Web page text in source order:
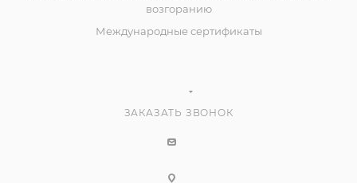
возгоранию
Международные сертификаты
ЗАКАЗАТЬ ЗВОНОК